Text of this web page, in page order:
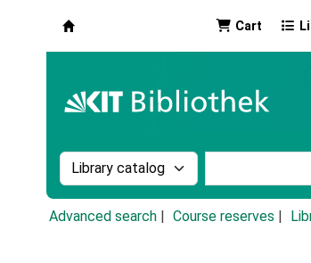
Cart
Search the catalog by:
Advanced search Course reserves